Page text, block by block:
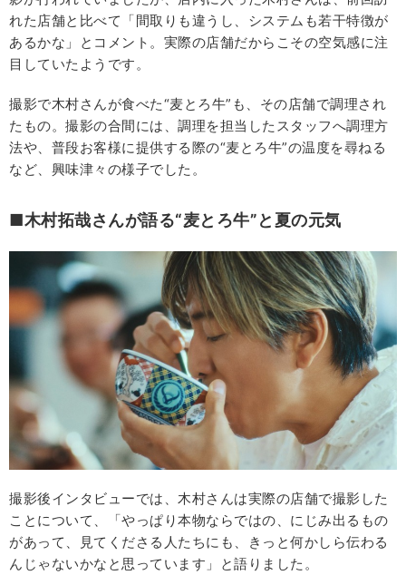
れた店舗と比べて「間取りも違うし、システムも若干特徴が
あるかな」とコメント。実際の店舗だからこその空気感に注
目していたようです。
撮影で木村さんが食べた“麦とろ牛”も、その店舗で調理され
たもの。撮影の合間には、調理を担当したスタッフへ調理方
法や、普段お客様に提供する際の“麦とろ牛”の温度を尋ねる
など、興味津々の様子でした。
■木村拓哉さんが語る“麦とろ牛”と夏の元気
撮影後インタビューでは、木村さんは実際の店舗で撮影した
ことについて、「やっぱり本物ならではの、にじみ出るもの
があって、見てくださる人たちにも、きっと何かしら伝わる
んじゃないかなと思っています」と語りました。